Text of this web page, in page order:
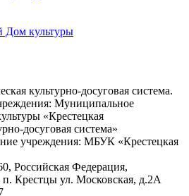
Дом культуры
культурно-досуговая система.
Муниципальное
«Крестецкая
досуговая система»
учреждения: МБУК «Крестецкая
Российская Федерация,
п. Крестцы ул. Московская, д.2А